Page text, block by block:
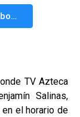
Facebook Messenger
TV Azteca
Salinas,
el horario de